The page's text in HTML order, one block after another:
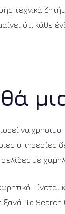
τεχνικά
ότι κάθε
να
υπηρεσίες
με
Το Search